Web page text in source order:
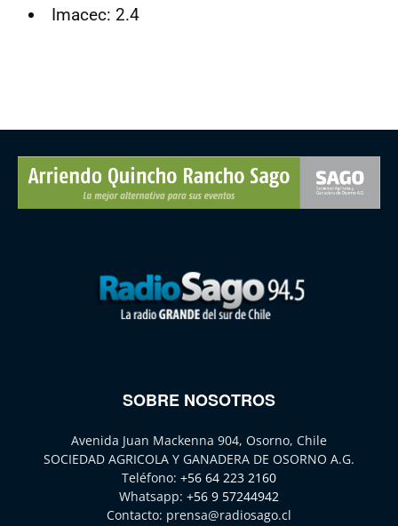
Imacec: 2.4
SOBRE NOSOTROS
Avenida Juan Mackenna 904, Osorno, Chile
SOCIEDAD AGRICOLA Y GANADERA DE OSORNO A.G.
Teléfono: +56 64 223 2160
Whatsapp: +56 9 57244942
Contacto: prensa@radiosago.cl